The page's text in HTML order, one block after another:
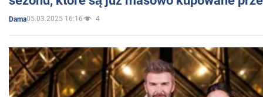
Dama05.03.2025 16:16 4